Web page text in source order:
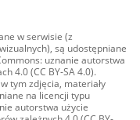
w serwisie (z
są udostępniane
uznanie autorstwa
4.0 (CC BY-SA 4.0).
tym zdjęcia, materiały
na licencji typu
autorstwa użycie